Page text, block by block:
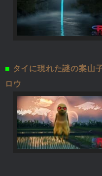
■ タイに現れた謎の案山
ロウ